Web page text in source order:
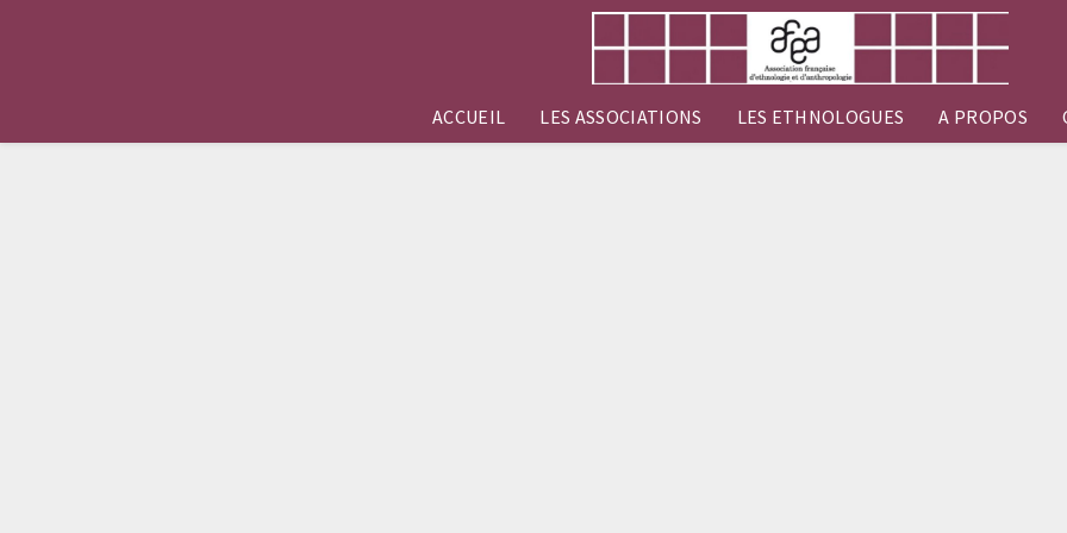
ACCUEIL LES ASSOCIATIONS LES ETHNOLOGUES A PROPOS